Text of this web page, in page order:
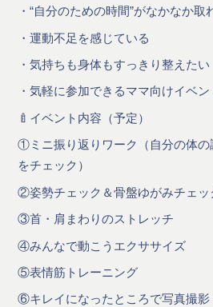
・“自分のための時間”がなかなか取
・運動不足を感じている
・気持ちも身体もすっきり整えたい
・気軽に参加できるママ向けイベ
🍼イベント内容（予定）
①ミニ振り返りワーク（自分の体の
をチェック）
②姿勢チェック＆骨盤ゆがみチェッ
③首・肩まわりのストレッチ
④みんなで動こうエクササイズ
⑤表情筋トレーニング
⑥キレイになったところで写真撮影